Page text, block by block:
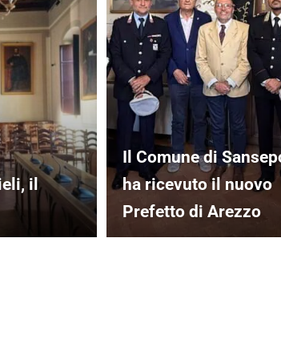
il
Il Comune di
ha ricevuto il nuovo
Prefetto di Arezzo